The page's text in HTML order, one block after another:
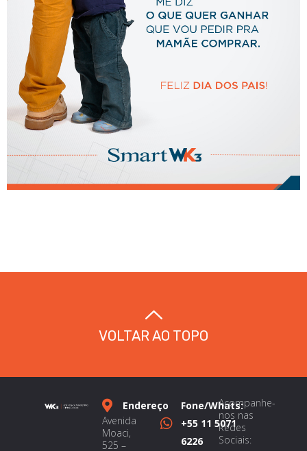
VOLTAR AO TOPO
Endereço
Avenida
Moaci,
525 –
Fone/Whats:
+55 11 5071
6226
Acompanhe-
nos nas
Redes
Sociais: